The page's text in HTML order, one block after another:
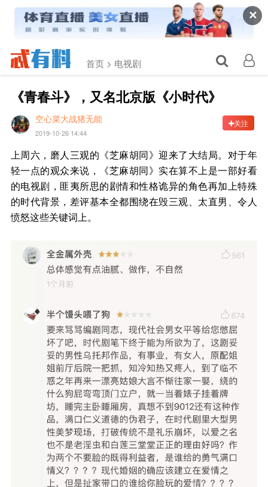
✕
首页 > 电视剧
《青春斗》，又名北京版《小时代》
空心菜大战猪无能
2019-10-26 14:44
关注
上周六，磨人三观的《芝麻胡同》迎来了大结局。对于年
轻一点的观众来说，《芝麻胡同》实在算不上是一部好看
的电视剧，匪夷所思的剧情和性格诡异的角色再加上特殊
的时代背景，差评基本全都围绕在毁三观、太直男、令人
愤怒这些关键词上。